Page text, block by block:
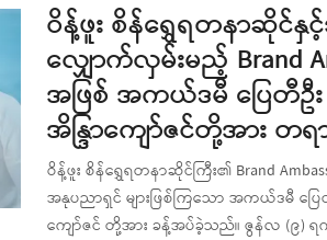
ဝိန့်ဖူး စိန်ရွှေရတနာဆို
လျှောက်လှမ်းမည့် Brand
အဖြစ် အကယ်ဒမီ ပြေတီ
အိန္ဒြာကျော်ဇင်တို့အား တ
ဝိန့်ဖူး စိန်ရွှေရတနာဆိုင်ကြီး၏ Brand
အနုပညာရှင် များဖြစ်ကြသော အကယ်ဒမီ ပြ
ကျော်ဇင် တို့အား ခန့်အပ်ခဲ့သည်။ ဇွန်လ (၉)